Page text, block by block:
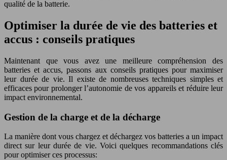
qualité de la batterie.
Optimiser la durée de vie des batteries et
accus : conseils pratiques
Maintenant que vous avez une meilleure compréhension des
batteries et accus, passons aux conseils pratiques pour maximiser
leur durée de vie. Il existe de nombreuses techniques simples et
efficaces pour prolonger l’autonomie de vos appareils et réduire leur
impact environnemental.
Gestion de la charge et de la décharge
La manière dont vous chargez et déchargez vos batteries a un impact
direct sur leur durée de vie. Voici quelques recommandations clés
pour optimiser ces processus: